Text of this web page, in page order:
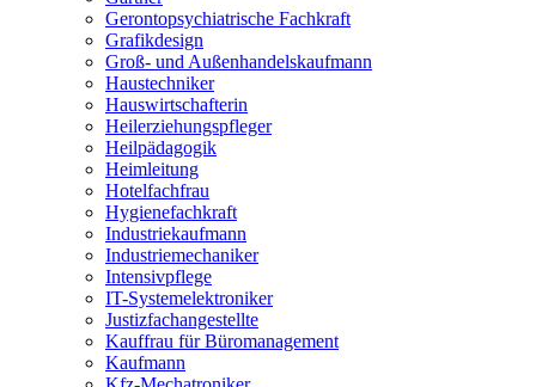
Gerontopsychiatrische Fachkraft
Grafikdesign
Groß- und Außenhandelskaufmann
Haustechniker
Hauswirtschafterin
Heilerziehungspfleger
Heilpädagogik
Heimleitung
Hotelfachfrau
Hygienefachkraft
Industriekaufmann
Industriemechaniker
Intensivpflege
IT-Systemelektroniker
Justizfachangestellte
Kauffrau für Büromanagement
Kaufmann